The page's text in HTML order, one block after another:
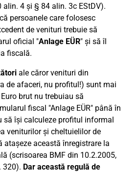
4 și § 84 alin. 3c EStDV).
persoanele care folosesc
de venituri trebuie să
oficial "Anlage EÜR" și să îl
fiscală.
ale căror venituri din
de afaceri, nu profitul!) sunt mai
brut nu trebuiau să
fiscal "Anlage EÜR" până în
să își calculeze profitul informal
veniturilor și cheltuielilor de
atașeze această înregistrare la
(scrisoarea BMF din 10.2.2005,
320). Dar această regulă de